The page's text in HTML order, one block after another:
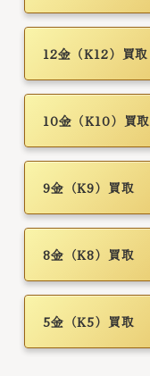
12金（K12）買取
10金（K10）買取
9金（K9）買取
8金（K8）買取
5金（K5）買取